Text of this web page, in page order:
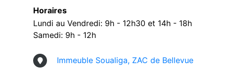
Horaires
Lundi au Vendredi: 9h - 12h30 et 14h - 18h
Samedi: 9h - 12h
Immeuble Soualiga, ZAC de Bellevue